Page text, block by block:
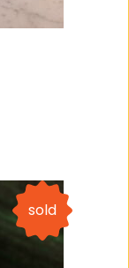
sold